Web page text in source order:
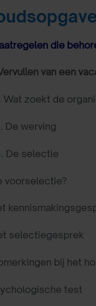
die
van een
Wat zoekt de
De werving
De selectie
voorselectie?
selectiegesprek
bij het
test